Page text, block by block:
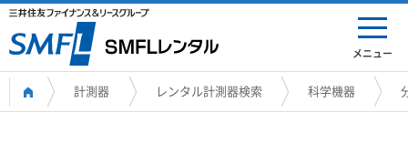
メニュー
計測器 レンタル計測器検索 科学機器